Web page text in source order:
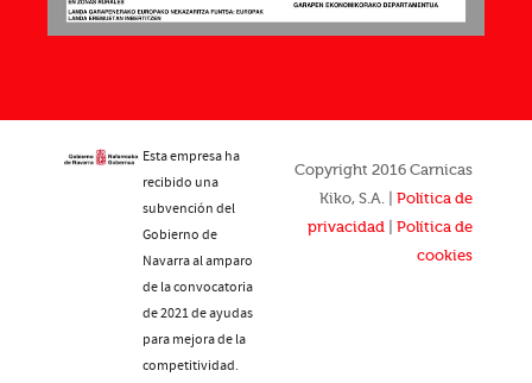
Esta empresa ha
recibido una
subvención del
Gobierno de
Navarra al amparo
de la convocatoria
de 2021 de ayudas
para mejora de la
competitividad.
Copyright 2016 Carnicas
Kiko, S.A. | Política de
privacidad
Política de
cookies